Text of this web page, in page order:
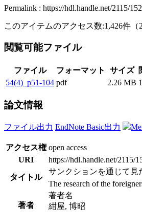
Permalink : https://hdl.handle.net/2115/
このアイテムのアクセス数:1,426件 （
閲覧可能ファイル
ファイル フォーマット サイズ
54(4)_p51-104 pdf 2.26 MB
論文情報
ファイル出力 EndNote Basic出力
アクセス権 open access
URI
https://hdl.handle.net/2115/
タイトル
サンクションを通じて
The research of the
著者
著者名
紺屋, 博昭